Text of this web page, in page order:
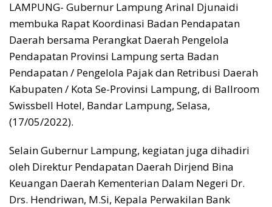
LAMPUNG- Gubernur Lampung Arinal Djunaidi
membuka Rapat Koordinasi Badan Pendapatan
Daerah bersama Perangkat Daerah Pengelola
Pendapatan Provinsi Lampung serta Badan
Pendapatan / Pengelola Pajak dan Retribusi Daerah
Kabupaten / Kota Se-Provinsi Lampung, di Ballroom
Swissbell Hotel, Bandar Lampung, Selasa,
(17/05/2022).
Selain Gubernur Lampung, kegiatan juga dihadiri
oleh Direktur Pendapatan Daerah Dirjend Bina
Keuangan Daerah Kementerian Dalam Negeri Dr.
Drs. Hendriwan, M.Si, Kepala Perwakilan Bank